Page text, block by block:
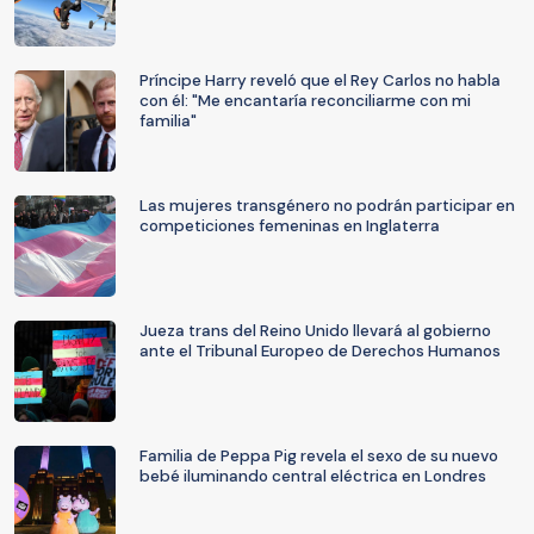
Príncipe Harry reveló que el Rey Carlos no habla
con él: "Me encantaría reconciliarme con mi
familia"
Las mujeres transgénero no podrán participar en
competiciones femeninas en Inglaterra
Jueza trans del Reino Unido llevará al gobierno
ante el Tribunal Europeo de Derechos Humanos
Familia de Peppa Pig revela el sexo de su nuevo
bebé iluminando central eléctrica en Londres